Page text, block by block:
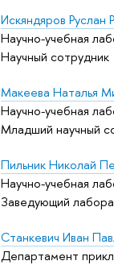
Искяндяров Руслан
Научно-учебная
Научный сотрудник
Макеева Наталья
Научно-учебная
Младший научный
Пильник Николай
Научно-учебная
Заведующий
Станкевич Иван
Департамент